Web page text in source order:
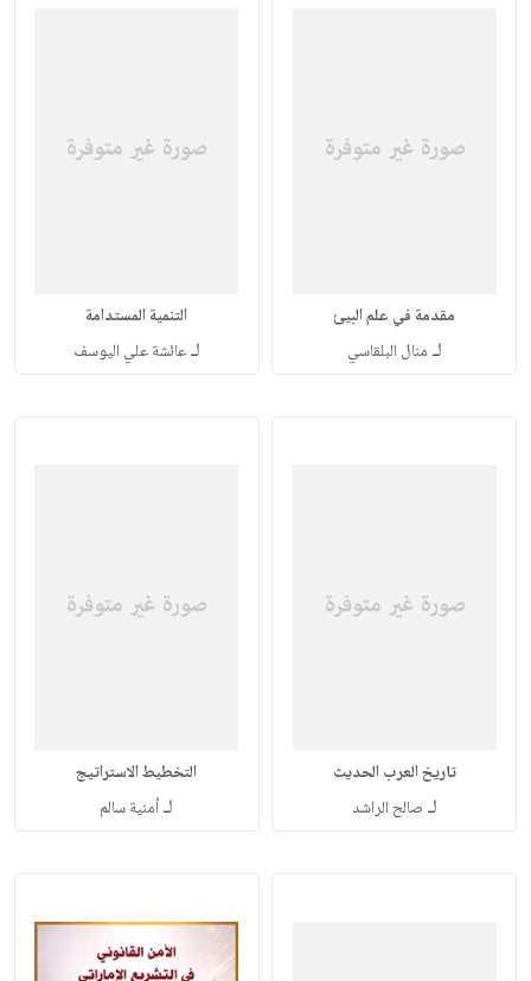
مقدمة في علم البيئ
لـ منال البلقاسي
التنمية المستدامة
لـعائشة علي اليوسف
تاريخ العرب الحديث
لـ صالح الراشد
التخطيط الاستراتيج
لـأمنية سالم